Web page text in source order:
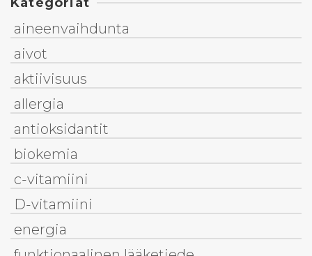
aineenvaihdunta
aivot
aktiivisuus
allergia
antioksidantit
biokemia
c-vitamiini
D-vitamiini
energia